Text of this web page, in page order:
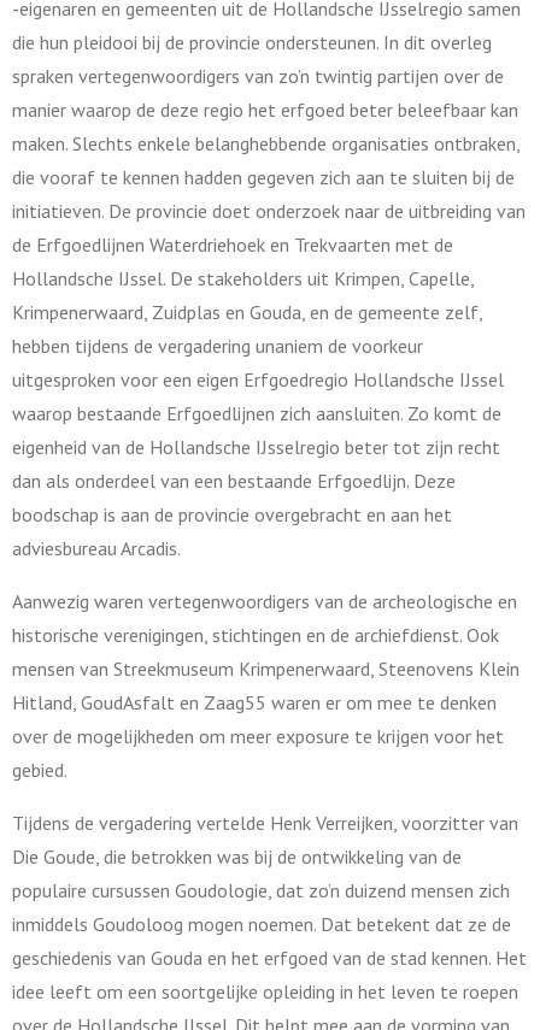
-eigenaren en gemeenten uit de Hollandsche IJsselregio samen
die hun pleidooi bij de provincie ondersteunen. In dit overleg
spraken vertegenwoordigers van zo’n twintig partijen over de
manier waarop de deze regio het erfgoed beter beleefbaar kan
maken. Slechts enkele belanghebbende organisaties ontbraken,
die vooraf te kennen hadden gegeven zich aan te sluiten bij de
initiatieven. De provincie doet onderzoek naar de uitbreiding van
de Erfgoedlijnen Waterdriehoek en Trekvaarten met de
Hollandsche IJssel. De stakeholders uit Krimpen, Capelle,
Krimpenerwaard, Zuidplas en Gouda, en de gemeente zelf,
hebben tijdens de vergadering unaniem de voorkeur
uitgesproken voor een eigen Erfgoedregio Hollandsche IJssel
waarop bestaande Erfgoedlijnen zich aansluiten. Zo komt de
eigenheid van de Hollandsche IJsselregio beter tot zijn recht
dan als onderdeel van een bestaande Erfgoedlijn. Deze
boodschap is aan de provincie overgebracht en aan het
adviesbureau Arcadis.
Aanwezig waren vertegenwoordigers van de archeologische en
historische verenigingen, stichtingen en de archiefdienst. Ook
mensen van Streekmuseum Krimpenerwaard, Steenovens Klein
Hitland, GoudAsfalt en Zaag55 waren er om mee te denken
over de mogelijkheden om meer exposure te krijgen voor het
gebied.
Tijdens de vergadering vertelde Henk Verreijken, voorzitter van
Die Goude, die betrokken was bij de ontwikkeling van de
populaire cursussen Goudologie, dat zo’n duizend mensen zich
inmiddels Goudoloog mogen noemen. Dat betekent dat ze de
geschiedenis van Gouda en het erfgoed van de stad kennen. Het
idee leeft om een soortgelijke opleiding in het leven te roepen
over de Hollandsche IJssel. Dit helpt mee aan de vorming van